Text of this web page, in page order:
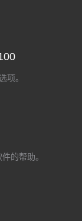
项。
的帮助。